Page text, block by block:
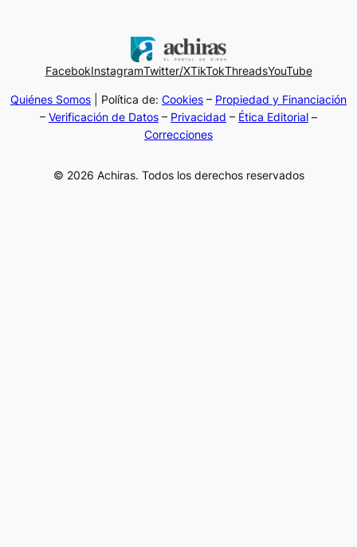
FacebokInstagramTwitter/XTikTokThreadsYouTube
Quiénes Somos | Política de: Cookies – Propiedad y Financiación
– Verificación de Datos – Privacidad – Ética Editorial –
Correcciones
© 2026 Achiras. Todos los derechos reservados